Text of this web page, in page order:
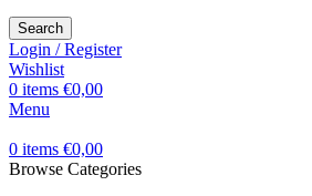
Search
Login / Register
Wishlist
0 items €0,00
Menu
0 items €0,00
Browse Categories